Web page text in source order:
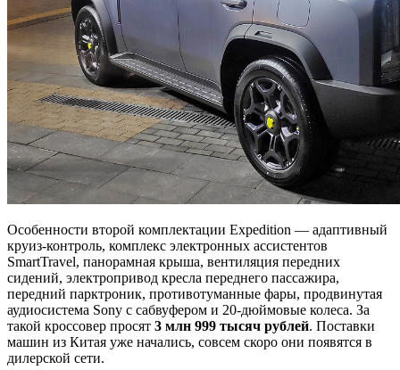
Особенности второй комплектации Expedition — адаптивный
круиз-контроль, комплекс электронных ассистентов
SmartTravel, панорамная крыша, вентиляция передних
сидений, электропривод кресла переднего пассажира,
передний парктроник, противотуманные фары, продвинутая
аудиосистема Sony с сабвуфером и 20-дюймовые колеса. За
такой кроссовер просят 3 млн 999 тысяч рублей. Поставки
машин из Китая уже начались, совсем скоро они появятся в
дилерской сети.